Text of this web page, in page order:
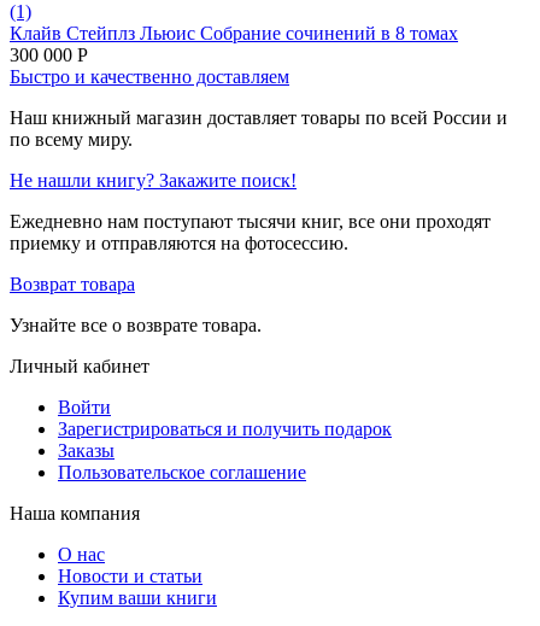
(1)
Клайв Стейплз Льюис Собрание сочинений в 8 томах
300 000 Р
Быстро и качественно доставляем
Наш книжный магазин доставляет товары по всей России и
по всему миру.
Не нашли книгу? Закажите поиск!
Ежедневно нам поступают тысячи книг, все они проходят
приемку и отправляются на фотосессию.
Возврат товара
Узнайте все о возврате товара.
Личный кабинет
Войти
Зарегистрироваться и получить подарок
Заказы
Пользовательское соглашение
Наша компания
О нас
Новости и статьи
Купим ваши книги